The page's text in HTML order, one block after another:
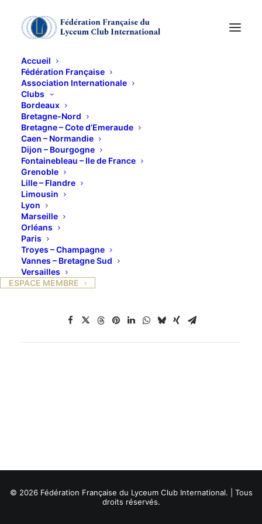
Accueil
Fédération Française
Association Internationale
Clubs
Bordeaux
Bretagne-Nord
Bretagne – Cote d’Emeraude
Caen – Normandie
Dijon – Bourgogne
Fontainebleau – Ile de France
Grenoble
Lille – Flandre
Limousin
Lyon
Marseille
Orléans
Paris
Troyes – Champagne
Vannes – Bretagne Sud
Versailles
ESPACE MEMBRE
18 AOÛT 2015
Documents joints
programme_fevrier_2015.pdf
© 2026 Fédération Française du Lyceum Club International. | Tous
droits réservés.